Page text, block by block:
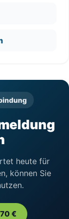
heute für
können Sie
€